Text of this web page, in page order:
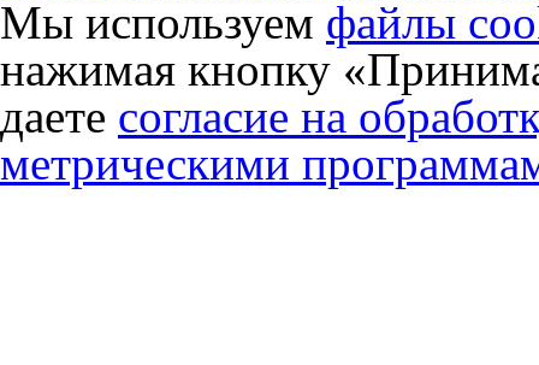
Мы используем файлы
нажимая кнопку
даете согласие на
метрическими